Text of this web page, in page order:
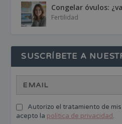
Congelar óvulos:
Fertilidad
SUSCRÍBETE A
Autorizo el tratamiento de
acepto la política de privacidad.